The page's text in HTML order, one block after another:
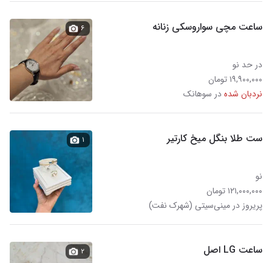
ساعت مچی سواروسکی زنانه
در حد نو
۱۹,۹۰۰,۰۰۰ تومان
نردبان شدهدر سوهانک
۶
ست طلا بنگل میخ کارتیر
نو
۱۲۱,۰۰۰,۰۰۰ تومان
پریروز در مینی‌سیتی (شهرک نفت)
۱
ساعت LG اصل ۲